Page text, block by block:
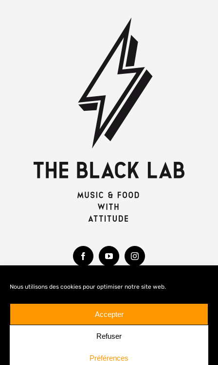
Nous utilisons des cookies pour optimiser notre site web.
Accepter
Refuser
Préférences
MENTIONS LÉGALES